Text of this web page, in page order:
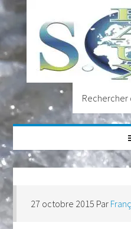
27 octobre 2015 Par